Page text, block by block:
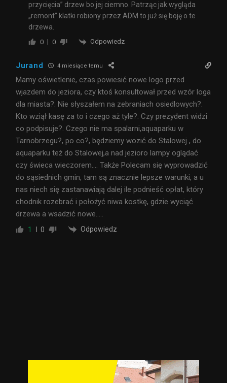
przycięcia” drzew bo jej ciemno. Patrząc jak wygląda
„remont” klatki robiony przez ADM to już się boję o te
drzewa.
0 0 Odpowiedz
Jurand 4 miesiące temu
Mamy oświetlenie, czas powiesić nowe logo przed
wjazdem do jeziora, czy ktoś konsultował przed wzór loga
dla miasta?. Nie słyszałem na zebraniach osiedlowych?.
Kto wziął kasę za to i czego aż tyle?. Czy prezydent widzi
co podpisuje?. Czego nie ma spalarni,aquaparku w
Tarnobrzegu?, po co?, będziemy wozić do Stalowej , do
aquaparku też do Stalowej,a nad jezioro lampy oglądać
czy świeca wieczorem…. Także Polecam się wyprowadzić
do sąsiednich gmin, tam są znacznie lepsze warunki, a u
nas niech się zastanawiają dalej ile podnieść opłat, który
chodnik rozebrać i położyć niwa kostkę, gdzie wyciąć
drzewa a wsadzić nowe…..
1 0 Odpowiedz